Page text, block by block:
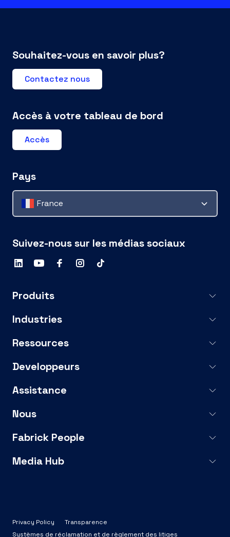
Souhaitez-vous en savoir plus?
Contactez nous
Accès à votre tableau de bord
Accès
Pays
France
Suivez-nous sur les médias sociaux
Produits
Industries
Ressources
Developpeurs
Assistance
Nous
Fabrick People
Media Hub
Privacy Policy
Transparence
Systèmes de réclamation et de règlement des litiges